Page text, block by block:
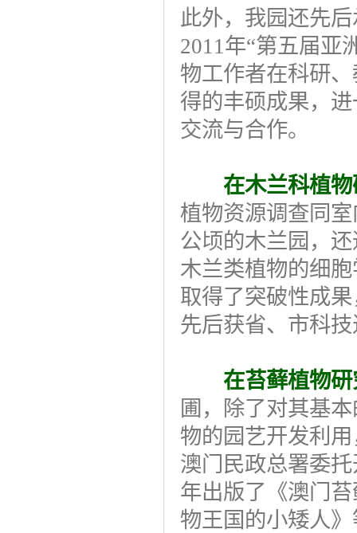
此外，我园还先
2011年“第五届亚
物工作者在科研
得的丰硕成果，
交流与合作。
在木兰科植
植物资源调查同
公顷的木兰园，
木兰类植物的细
取得了突破性成
先后获省、市科
在苔藓植物
圃，除了对其基
物的园艺开发利
澳门民政总署委
年出版了《澳门
物王国的小矮人